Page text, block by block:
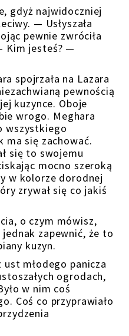
gdyż najwidoczniej
— Usłyszała
pewnie zwróciła
Kim jesteś? —
spojrzała na Lazara
pewnością
kuzynce. Oboje
wrogo. Meghara
wszystkiego
ma się zachować.
się to swojemu
mocno szeroką
w kolorze dorodnej
zrywał się co jakiś
o czym mówisz,
zapewnić, że to
kuzyn.
ust młodego panicza
ogrodach,
w nim coś
Coś co przyprawiało